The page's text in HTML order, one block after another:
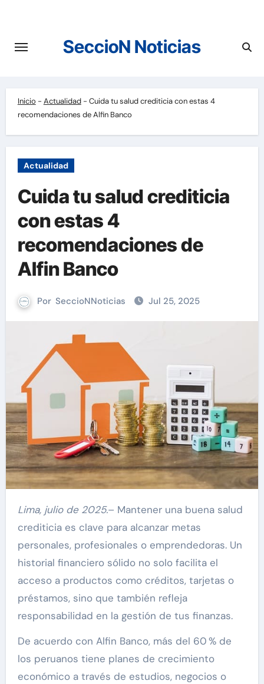
contenido
SeccioN Noticias
Inicio - Actualidad- Cuida tu salud crediticia con estas 4
recomendaciones de Alfin Banco
Actualidad
Cuida tu salud crediticia
con estas 4
recomendaciones de
Alfin Banco
Por SeccioNNoticias Jul 25, 2025
Lima, julio de 2025.– Mantener una buena salud
crediticia es clave para alcanzar metas
personales, profesionales o emprendedoras. Un
historial financiero sólido no solo facilita el
acceso a productos como créditos, tarjetas o
préstamos, sino que también refleja
responsabilidad en la gestión de tus finanzas.
De acuerdo con Alfin Banco, más del 60 % de
los peruanos tiene planes de crecimiento
económico a través de estudios, negocios o